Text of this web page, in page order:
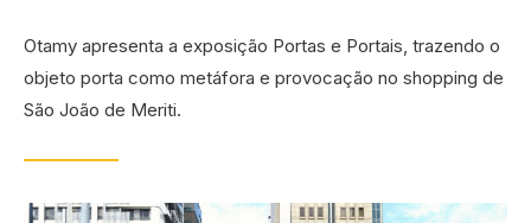
Otamy apresenta a exposição Portas e Portais, trazendo o
objeto porta como metáfora e provocação no shopping de
São João de Meriti.